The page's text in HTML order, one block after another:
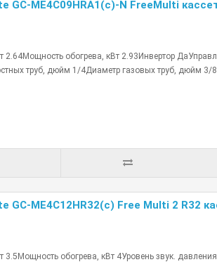
GC-ME4С09HRA1(с)-N FreeMulti
обогрева, кВт 2.93Инвертор
труб, дюйм 1/4Диаметр газовых труб, дюйм 3/
GC-ME4С12HR32(c) Free Multi 2 R32
обогрева, кВт 4Уровень звук.